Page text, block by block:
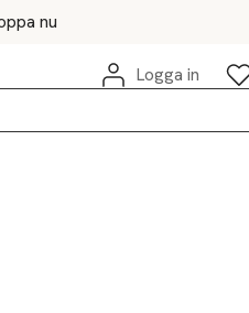
nu
Logga in